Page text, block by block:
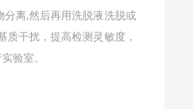
离,然后再用洗脱液洗脱或
干扰，提高检测灵敏度，
验室。